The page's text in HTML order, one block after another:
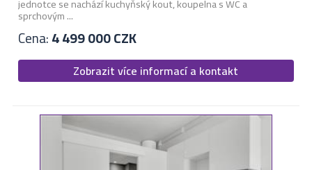
jednotce se nachází kuchyňský kout, koupelna s WC a
sprchovým ...
Cena:4 499 000 CZK
Zobrazit více informací a kontakt